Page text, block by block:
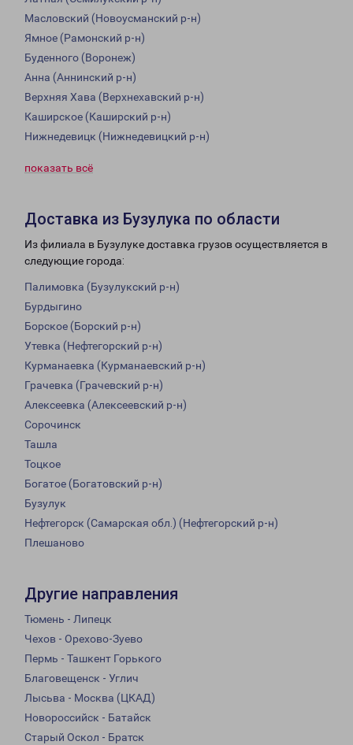
Масловский (Новоусманский р-н)
Ямное (Рамонский р-н)
Буденного (Воронеж)
Анна (Аннинский р-н)
Верхняя Хава (Верхнехавский р-н)
Каширское (Каширский р-н)
Нижнедевицк (Нижнедевицкий р-н)
показать всё
Доставка из Бузулука по области
Из филиала в Бузулуке доставка грузов осуществляется в
следующие города:
Палимовка (Бузулукский р-н)
Бурдыгино
Борское (Борский р-н)
Утевка (Нефтегорский р-н)
Курманаевка (Курманаевский р-н)
Грачевка (Грачевский р-н)
Алексеевка (Алексеевский р-н)
Сорочинск
Ташла
Тоцкое
Богатое (Богатовский р-н)
Бузулук
Нефтегорск (Самарская обл.) (Нефтегорский р-н)
Плешаново
Другие направления
Тюмень - Липецк
Чехов - Орехово-Зуево
Пермь - Ташкент Горького
Благовещенск - Углич
Лысьва - Москва (ЦКАД)
Новороссийск - Батайск
Старый Оскол - Братск